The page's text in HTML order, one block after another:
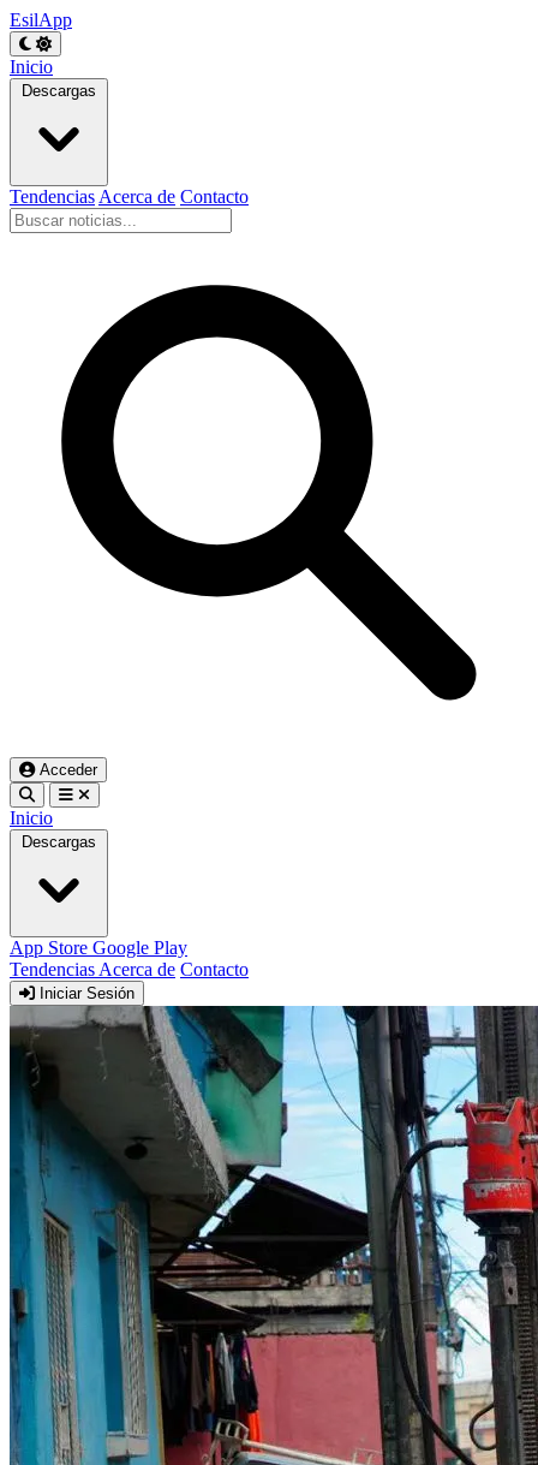
EsilApp
Inicio
Descargas
Tendencias Acerca de Contacto
Acceder
Inicio
Descargas
App Store Google Play
Tendencias Acerca de Contacto
Iniciar Sesión